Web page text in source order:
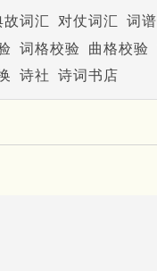
故词汇 对仗词汇 词谱
词格校验 曲格校验
诗社 诗词书店